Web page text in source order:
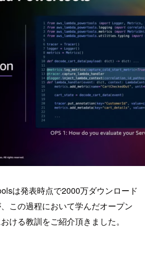
は発表時点で2000万ダウンロード
この過程において学んだオープン
ける教訓をご紹介頂きました。